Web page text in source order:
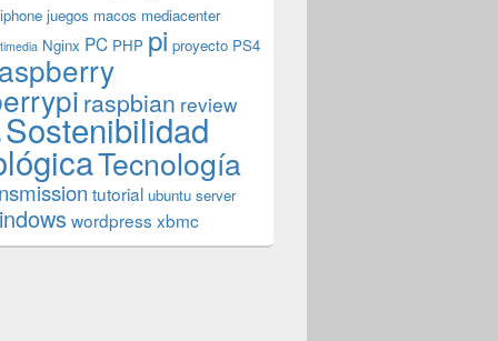
iphone juegos macos mediacenter
Nginx PC PHP pi proyecto PS4
raspbian review
Sostenibilidad
Tecnología
tutorial ubuntu server
wordpress xbmc